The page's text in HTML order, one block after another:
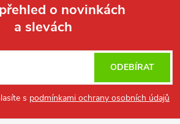
o novinkách
a slevách
s podmínkami ochrany osobních údajů
ODEBÍRAT